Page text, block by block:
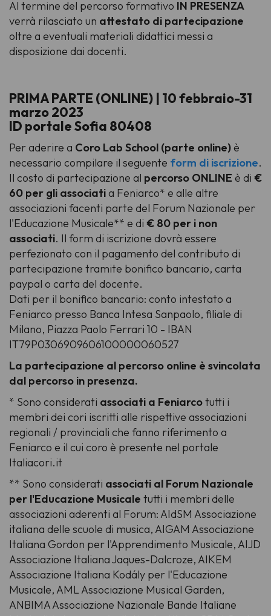
Al termine del percorso formativo IN PRESENZA
verrà rilasciato un attestato di partecipazione
oltre a eventuali materiali didattici messi a
disposizione dai docenti.
PRIMA PARTE (ONLINE) | 10 febbraio-31
marzo 2023
ID portale Sofia 80408
Per aderire a Coro Lab School (parte online)è
necessario compilare il seguente form di iscrizione.
Il costo di partecipazione al percorso ONLINE è di €
60 per gli associatia Feniarco* e alle altre
associazioni facenti parte del Forum Nazionale per
l'Educazione Musicale** e di € 80 per i non
associati. Il form di iscrizione dovrà essere
perfezionato con il pagamento del contributo di
partecipazione tramite bonifico bancario, carta
paypal o carta del docente.
Dati per il bonifico bancario: conto intestato a
Feniarco presso Banca Intesa Sanpaolo, filiale di
Milano, Piazza Paolo Ferrari 10 - IBAN
IT79P0306909606100000060527
La partecipazione al percorso online è svincolata
dal percorso in presenza.
* Sono considerati associati a Feniarcotutti i
membri dei cori iscritti alle rispettive associazioni
regionali / provinciali che fanno riferimento a
Feniarco e il cui coro è presente nel portale
Italiacori.it
** Sono considerati associati al Forum Nazionale
per l'Educazione Musicale tutti i membri delle
associazioni aderenti al Forum: AIdSM Associazione
italiana delle scuole di musica, AIGAM Associazione
Italiana Gordon per l'Apprendimento Musicale, AIJD
Associazione Italiana Jaques-Dalcroze, AIKEM
Associazione Italiana Kodály per l'Educazione
Musicale, AML Associazione Musical Garden,
ANBIMA Associazione Nazionale Bande Italiane